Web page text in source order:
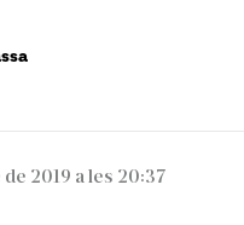
2019 a les 20:37